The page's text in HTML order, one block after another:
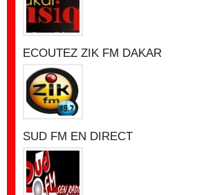
ECOUTEZ ZIK FM DAKAR
SUD FM EN DIRECT